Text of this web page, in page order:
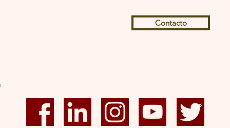
Contacto